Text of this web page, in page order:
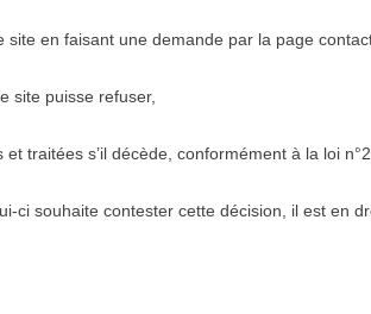
en faisant une demande par la page
site puisse refuser,
traitées s’il décède, conformément à la loi
ci souhaite contester cette décision, il est en